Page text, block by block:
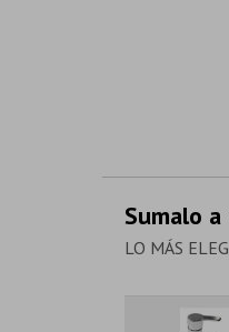
Sumalo
LO MÁS